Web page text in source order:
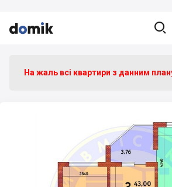


 
На жаль всі квартири з данним